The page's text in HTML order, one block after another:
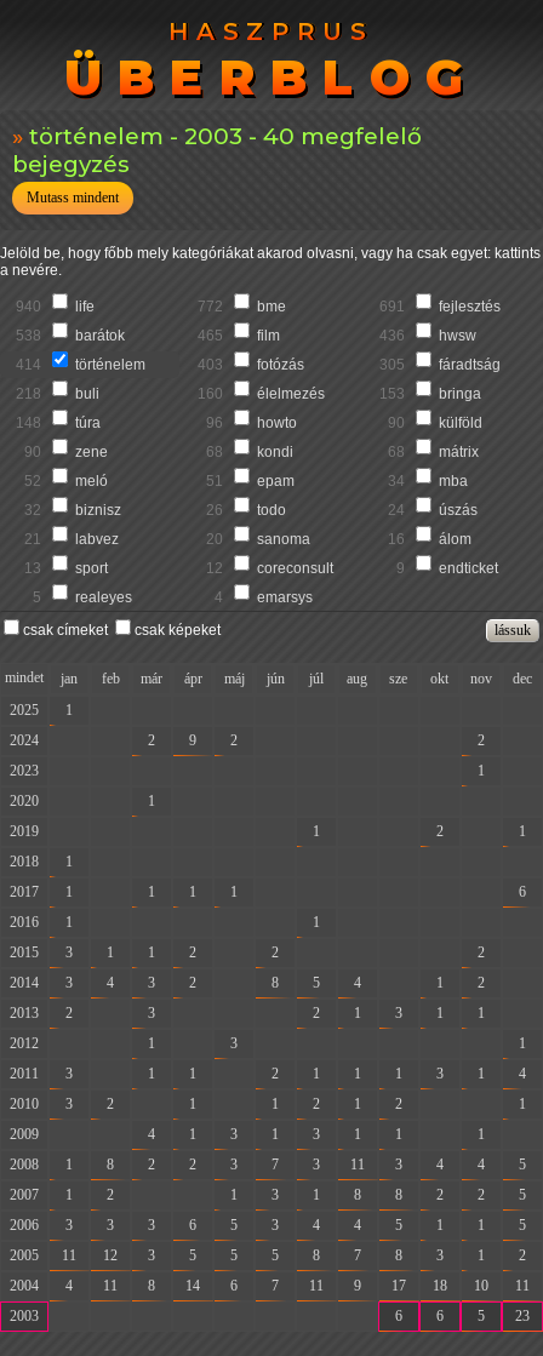
HASZPRUS
ÜBERBLOG
HASZPRUS
ÜBERBLOG
történelem - 2003 - 40 megfelelő
bejegyzés
Mutass mindent
Jelöld be, hogy főbb mely kategóriákat akarod olvasni, vagy ha csak egyet: kattints
a nevére.
940 life 772 bme 691
fejlesztés
538
barátok 465 film 436
hwsw
414
történelem 403 fotózás 305
fáradtság
218
buli 160 élelmezés 153
bringa
148
túra 96 howto 90
külföld
90
zene 68 kondi 68
mátrix
52
meló 51 epam 34
mba
32
biznisz 26 todo 24
úszás
21
labvez 20 sanoma 16
álom
13
sport 12 coreconsult 9
endticket
5
realeyes 4
emarsys
csak címeket
csak képeket
mindet jan feb már ápr máj jún júl aug sze okt nov
dec
2025
1
2024
2 9 2 2
2023
1
2020
1
2019
1 2
1
2018
1
2017
1 1 1 1
6
2016
1 1
2015
3 1 1 2 2 2
2014
3 4 3 2 8 5 4 1 2
2013
2 3 2 1 3 1 1
2012
1 3
1
2011
3 1 1 2 1 1 1 3 1
4
2010
3 2 1 1 2 1 2
1
2009
4 1 3 1 3 1 1 1
2008
1 8 2 2 3 7 3 11 3 4 4
5
2007
1 2 1 3 1 8 8 2 2
5
2006
3 3 3 6 5 3 4 4 5 1 1
5
2005
11 12 3 5 5 5 8 7 8 3 1
2
2004
4 11 8 14 6 7 11 9 17 18 10
11
2003
6 6 5 23